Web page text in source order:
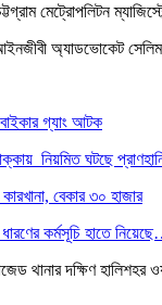
মেট্রোপলিটন
আইনজীবী অ্যাডভোকেট
গ্যাং আটক
নিয়মিত ঘটছে
বেকার ৩০ হাজার
কর্মসূচি হাতে
থানার দক্ষিণ হালিশহর